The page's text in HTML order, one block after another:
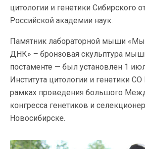
цитологии и генетики Сибирского
Российской академии наук.
Памятник лабораторной мыши
ДНК» – бронзовая скульптура
постаменте — был установлен 1
Института цитологии и генетики
рамках проведения большого
конгресса генетиков и
Новосибирске.